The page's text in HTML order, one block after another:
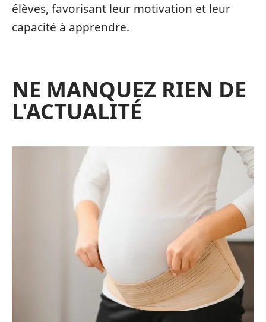
élèves, favorisant leur motivation et leur
capacité à apprendre.
NE MANQUEZ RIEN DE
L'ACTUALITÉ